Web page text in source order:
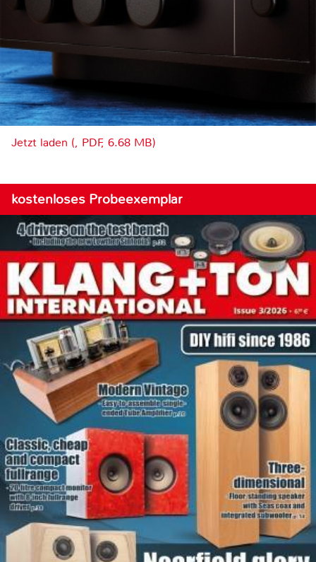
Jetzt laden (, PDF, 6.68 MB)
kostenloses Probeexemplar